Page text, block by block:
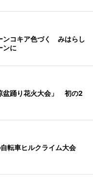
ンコキア色づく みはらし
ンに
盆踊り花火大会」 初の2
転車ヒルクライム大会